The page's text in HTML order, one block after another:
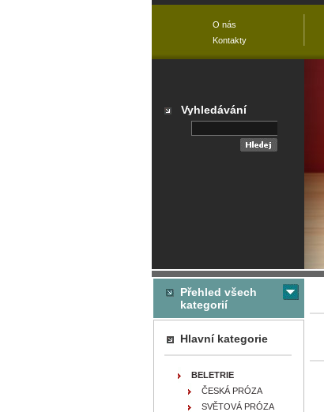
Přehled všech
kategorií
Hlavní kategorie
BELETRIE
ČESKÁ PRÓZA
SVĚTOVÁ PRÓZA
O nás
Kontakty
Vyhledávání